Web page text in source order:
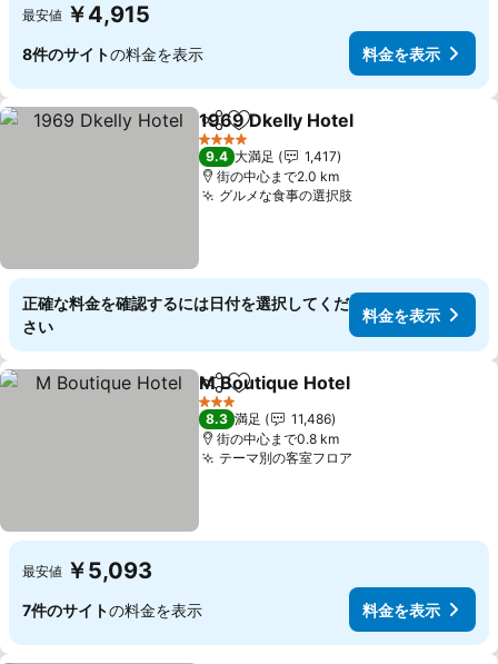
最安値 ￥4,915
8件のサイトの料金を表示 料金を表示
シェアお気に入りに追加
1969 Dkelly Hotel
4 ホテルのランク
9.4 大満足
1,417
街の中心まで2.0 km
グルメな食事の選択肢料金を表示
正確な料金を確認するには日付を選択してくだ
さい
料金を表示
シェアお気に入りに追加
M Boutique Hotel
3 ホテルのランク
8.3 満足
11,486
街の中心まで0.8 km
テーマ別の客室フロア
最安値 ￥5,093
7件のサイトの料金を表示 料金を表示